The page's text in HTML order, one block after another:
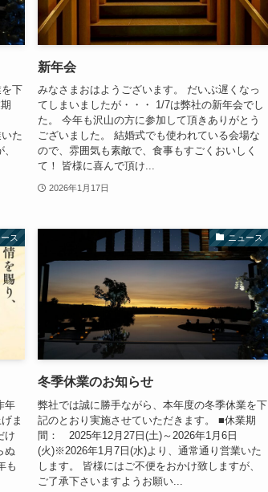
下
た
新年会
みなさまおはようございます。 だいぶ遅くなっ
てしまいましたが・・・ 1/7は弊社の新年会でし
た。 今年も沢山の方に参加して頂きありがとう
ございました。 結婚式でも使われている会場な
ので、雰囲気も素敵で、食事もすごくおいしく
て！ 皆様に喜んで頂け...
2026年1月17日
ス
年
ま
け
ぬ
も
ニュース
冬季休業のお知らせ
弊社では誠に勝手ながら、本年度の冬季休業を下
記のとおり実施させていただきます。 ■休業期
間： 2025年12月27日(土)～2026年1月6日
(火)※2026年1月7日(水)より、通常通り営業いた
します。 皆様にはご不便をおかけ致しますが、
ご了承下さいますようお願い...